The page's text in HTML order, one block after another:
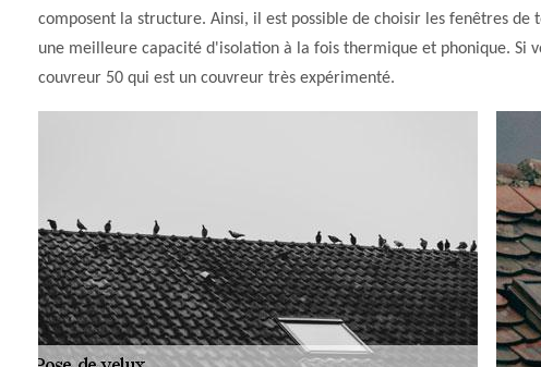
composent la structure. Ainsi, il est possible de choisir les fenêtres
une meilleure capacité d'isolation à la fois thermique et phonique. Si
couvreur 50 qui est un couvreur très expérimenté.